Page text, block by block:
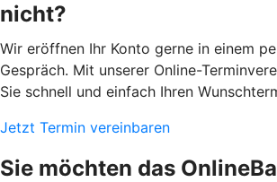
nicht?
Wir eröffnen Ihr Konto gerne in einem
Gespräch. Mit unserer Online-
Sie schnell und einfach Ihren
Jetzt Termin vereinbaren
Sie möchten das